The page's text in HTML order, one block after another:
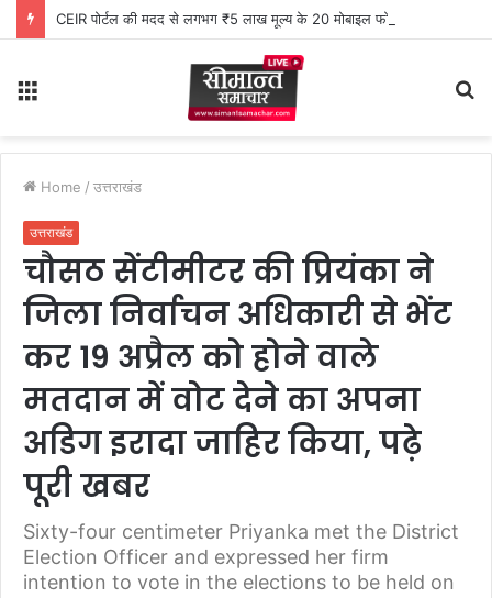
CEIR पोर्टल की मदद से लगभग ₹5 लाख मूल्य के 20 मोबाइल फोन बरामद
Home / उत्तराखंड
उत्तराखंड
चौसठ सेंटीमीटर की प्रियंका ने
जिला निर्वाचन अधिकारी से भेंट
कर 19 अप्रैल को होने वाले
मतदान में वोट देने का अपना
अडिग इरादा जाहिर किया, पढ़े
पूरी खबर
Sixty-four centimeter Priyanka met the District
Election Officer and expressed her firm
intention to vote in the elections to be held on